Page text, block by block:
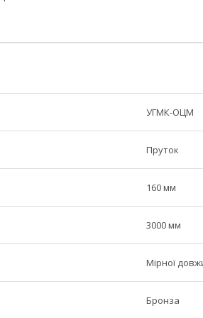
УГМК-ОЦМ
Пруток
160 мм
3000 мм
Мірної
Бронза